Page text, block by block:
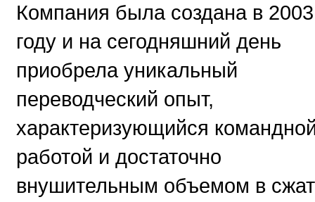
Компания была создана в 2003
году и на сегодняшний день
приобрела уникальный
переводческий опыт,
характеризующийся
работой и достаточно
внушительным объемом в